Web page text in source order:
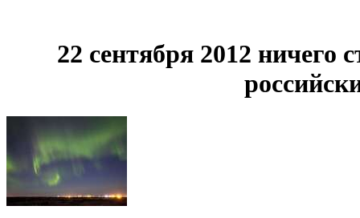
22 сентября 2012 ничего